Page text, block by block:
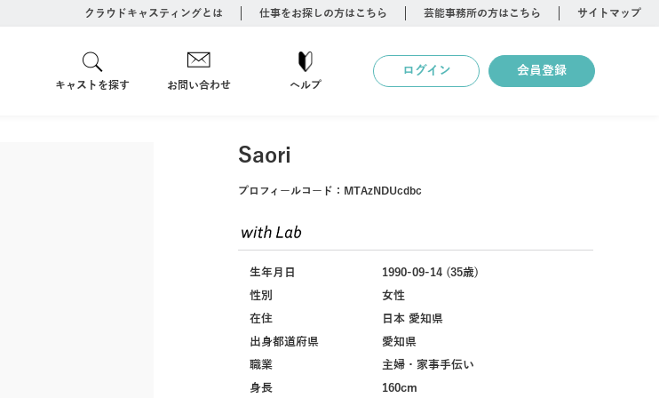
クラウドキャスティングとは 仕事をお探しの方はこちら 芸能事務所の方はこちら サイトマップ
キャストを探す お問い合わせ ヘルプ
ログイン 会員登録
Saori
プロフィールコード： MTAzNDUcdbc
生年月日
1990-09-14 (35歳)
性別
女性
在住
日本 愛知県
出身都道府県
愛知県
職業
主婦・家事手伝い
身長
160cm